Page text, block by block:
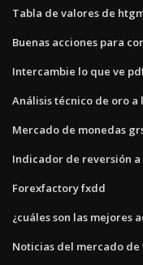
Tabla de valores de
Buenas acciones para
Intercambie lo que ve
Análisis técnico de oro a
Mercado de monedas
Indicador de reversión
Forexfactory fxdd
¿cuáles son las mejores
Noticias del mercado de